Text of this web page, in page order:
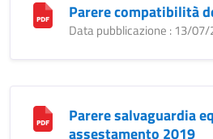
Parere compatibilità
Data pubblicazione : 13/
Parere salvaguardia
assestamento 2019